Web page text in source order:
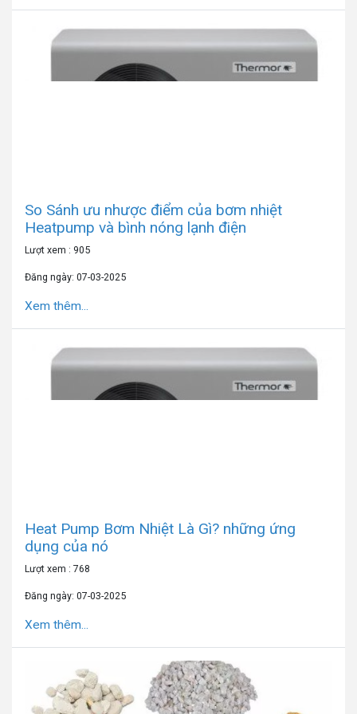
So Sánh ưu nhược điểm của bơm nhiệt
Heatpump và bình nóng lạnh điện
Lượt xem : 905
Đăng ngày: 07-03-2025
Xem thêm...
Heat Pump Bơm Nhiệt Là Gì? những ứng
dụng của nó
Lượt xem : 768
Đăng ngày: 07-03-2025
Xem thêm...